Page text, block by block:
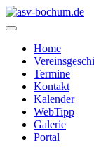
Home
Termine
Kontakt
Kalender
WebTipp
Galerie
Portal